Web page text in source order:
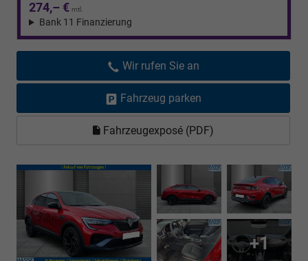
274,– € mtl.
Bank 11 Finanzierung
Wir rufen Sie an
Fahrzeug parken
Fahrzeugexposé (PDF)
+1